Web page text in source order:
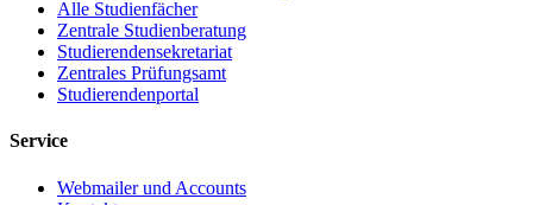
Alle Studienfächer
Zentrale Studienberatung
Studierendensekretariat
Zentrales Prüfungsamt
Studierendenportal
Service
Webmailer und Accounts